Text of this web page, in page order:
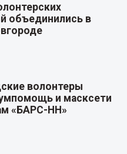
объединились в
волонтеры
и масксети
«БАРС-НН»